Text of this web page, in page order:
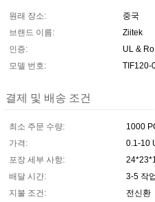
원래 장소:
중국
브랜드 이름:
Ziitek
인증:
UL &
모델 번호:
TIF120-
결제 및 배송 조건
최소 주문 수량:
1000
가격:
0.1-10
포장 세부 사항:
배달 시간:
3-5 작
지불 조건:
전신환